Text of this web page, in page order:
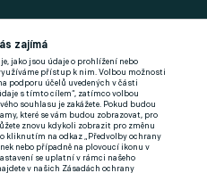
zajímá
jako jsou údaje o prohlížení nebo
přístup k nim. Volbou možnosti
podporu účelů uvedených v části
s tímto cílem“, zatímco volbou
souhlasu je zakážete. Pokud budou
které se vám budou zobrazovat, pro
znovu kdykoli zobrazit pro změnu
kliknutím na odkaz „Předvolby ochrany
nebo případně na plovoucí ikonu v
se uplatní v rámci našeho
v našich Zásadách ochrany